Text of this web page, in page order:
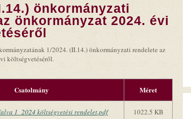
önkormányzati
önkormányzat 2024. évi
1/2024. (II.14.) önkormányzati rendelete az
költségvetéséről.
Csatolmány
Méret
1_2024 költségvetési rendelet.pdf 1022.5 KB